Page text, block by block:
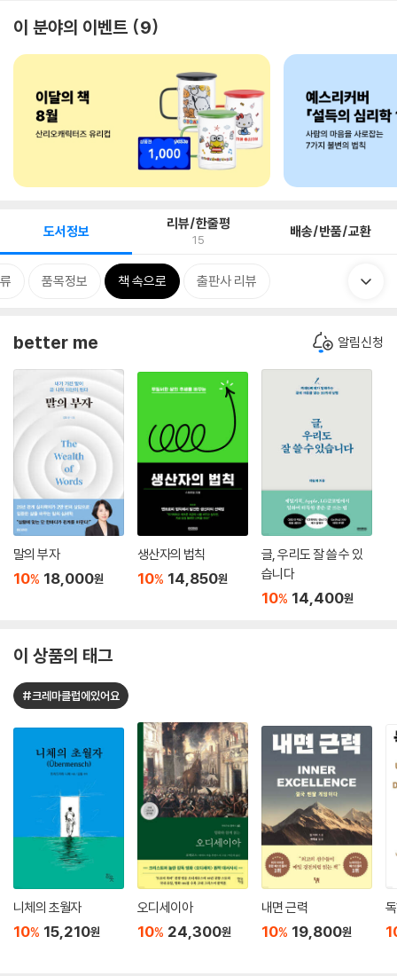
이 분야의 이벤트 9
도서정보 리뷰/한줄평
15 배송/반품/교환
품목정보 책 속으로 출판사 리뷰
better me 알림신청
말의 부자
10% 18,000원
생산자의 법칙
10% 14,850원
글, 우리도 잘 쓸 수 있
습니다
10% 14,400원
이 상품의 태그
#크레마클럽에있어요
니체의 초월자
10% 15,210원
오디세이아
10% 24,300원
내면 근력
10% 19,800원